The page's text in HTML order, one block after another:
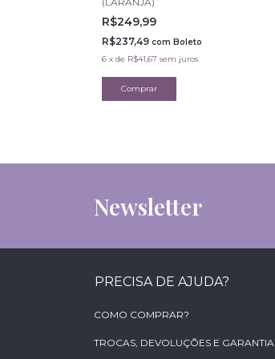
R$249,99
R$237,49 com Boleto
6 x de R$41,67 sem juros
Newsletter
PRECISA DE AJUDA?
COMO COMPRAR?
TROCAS, DEVOLUÇÕES E GARANTIA